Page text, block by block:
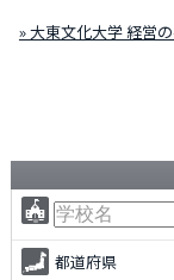
» 大東文化大学 経営
都道府県